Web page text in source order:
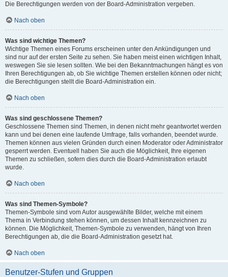
Die Berechtigungen werden von der Board-Administration vergeben.
Nach oben
Was sind wichtige Themen?
Wichtige Themen eines Forums erscheinen unter den Ankündigungen und
sind nur auf der ersten Seite zu sehen. Sie haben meist einen wichtigen Inhalt,
weswegen Sie sie lesen sollten. Wie bei den Bekanntmachungen hängt es von
Ihren Berechtigungen ab, ob Sie wichtige Themen erstellen können oder nicht;
die Berechtigungen stellt die Board-Administration ein.
Nach oben
Was sind geschlossene Themen?
Geschlossene Themen sind Themen, in denen nicht mehr geantwortet werden
kann und bei denen eine laufende Umfrage, falls vorhanden, beendet wurde.
Themen können aus vielen Gründen durch einen Moderator oder Administrator
gesperrt werden. Eventuell haben Sie auch die Möglichkeit, Ihre eigenen
Themen zu schließen, sofern dies durch die Board-Administration erlaubt
wurde.
Nach oben
Was sind Themen-Symbole?
Themen-Symbole sind vom Autor ausgewählte Bilder, welche mit einem
Thema in Verbindung stehen können, um dessen Inhalt kennzeichnen zu
können. Die Möglichkeit, Themen-Symbole zu verwenden, hängt von Ihren
Berechtigungen ab, die die Board-Administration gesetzt hat.
Nach oben
Benutzer-Stufen und Gruppen